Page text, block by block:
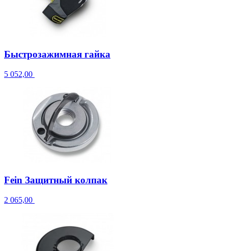
Быстрозажимная гайка
5 052,00
Fein Защитный колпак
2 065,00